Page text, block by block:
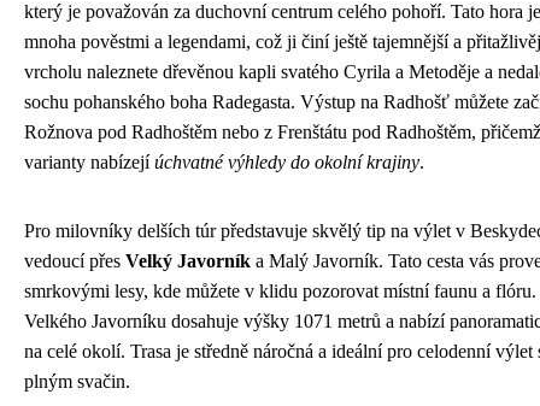
který je považován za duchovní centrum celého pohoří. Tato hora
mnoha pověstmi a legendami, což ji činí ještě tajemnější a
vrcholu naleznete dřevěnou kapli svatého Cyrila a Metoděje a
sochu pohanského boha Radegasta. Výstup na Radhošť můžete
Rožnova pod Radhoštěm nebo z Frenštátu pod Radhoštěm,
varianty nabízejíúchvatné výhledy do okolní krajiny.
Pro milovníky delších túr představuje skvělý tip na výlet v
vedoucí přes Velký Javorník a Malý Javorník. Tato cesta vás
smrkovými lesy, kde můžete v klidu pozorovat místní faunu a
Velkého Javorníku dosahuje výšky 1071 metrů a nabízí
na celé okolí. Trasa je středně náročná a ideální pro celodenní výlet
plným svačin.